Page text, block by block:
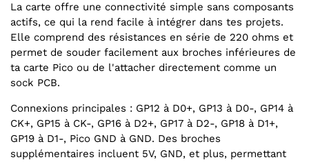
La carte offre une connectivité simple sans composants
actifs, ce qui la rend facile à intégrer dans tes projets.
Elle comprend des résistances en série de 220 ohms et
permet de souder facilement aux broches inférieures de
ta carte Pico ou de l'attacher directement comme un
sock PCB.
Connexions principales : GP12 à D0+, GP13 à D0-, GP14 à
CK+, GP15 à CK-, GP16 à D2+, GP17 à D2-, GP18 à D1+,
GP19 à D1-, Pico GND à GND. Des broches
supplémentaires incluent 5V, GND, et plus, permettant